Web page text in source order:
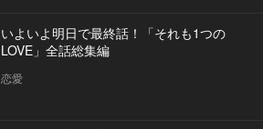
いよいよ明日で最終話！「それも1つの
LOVE」全話総集編
恋愛